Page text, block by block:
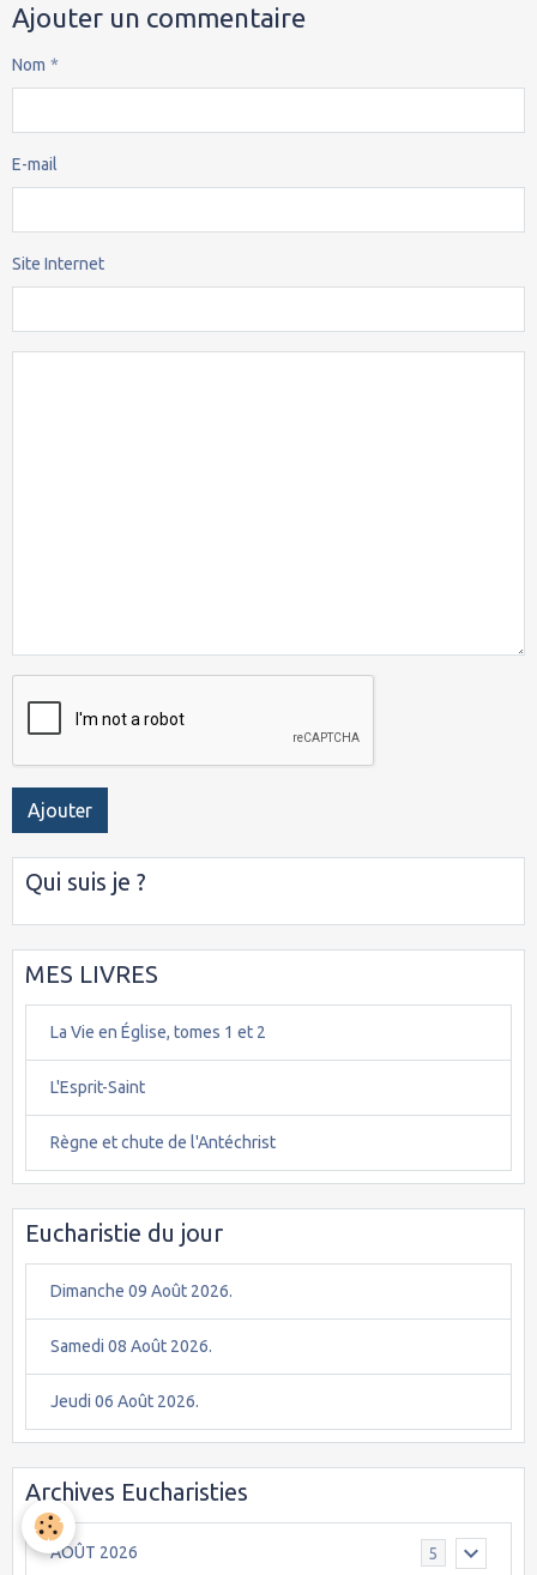
Ajouter un commentaire
Nom
E-mail
Site Internet
Ajouter
Qui suis je ?
MES LIVRES
La Vie en Église, tomes 1 et 2
L'Esprit-Saint
Règne et chute de l'Antéchrist
Eucharistie du jour
Dimanche 09 Août 2026.
Samedi 08 Août 2026.
Jeudi 06 Août 2026.
Archives Eucharisties
AOÛT 2026 5